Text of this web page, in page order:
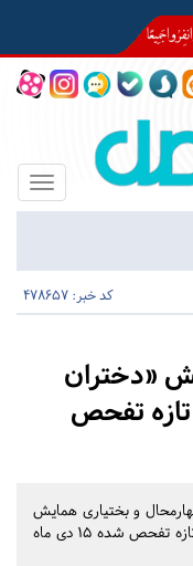
Toggle
کد خبر: 478657
«دختران
تفحص
و بختیاری همایش
«دختران حاج قاسم» همراه با حضور شهدای تازه تفحص شده 15 دی ماه